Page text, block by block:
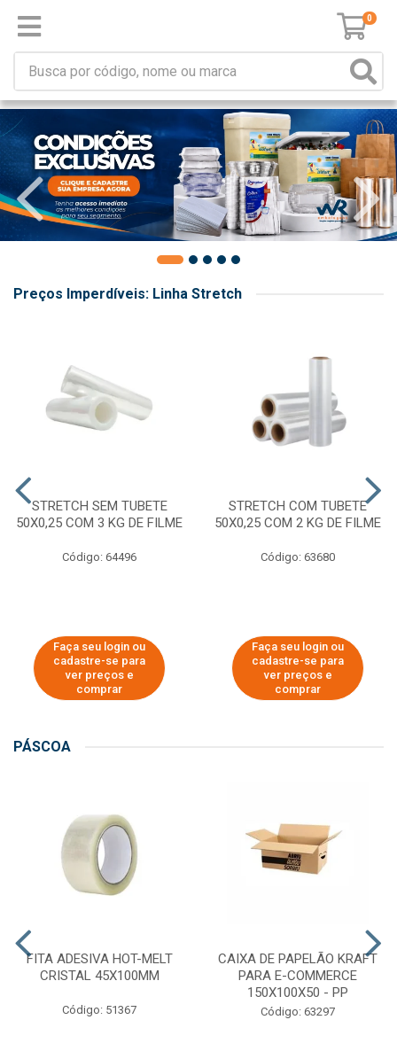
0
Preços Imperdíveis: Linha Stretch
STRETCH SEM TUBETE
50X0,25 COM 3 KG DE FILME
Código: 64496
Faça seu login ou
cadastre-se para
ver preços e
comprar
STRETCH COM TUBETE
50X0,25 COM 2 KG DE FILME
Código: 63680
Faça seu login ou
cadastre-se para
ver preços e
comprar
PÁSCOA
FITA ADESIVA HOT-MELT
CRISTAL 45X100MM
Código: 51367
CAIXA DE PAPELÃO KRAFT
PARA E-COMMERCE
150X100X50 - PP
Código: 63297